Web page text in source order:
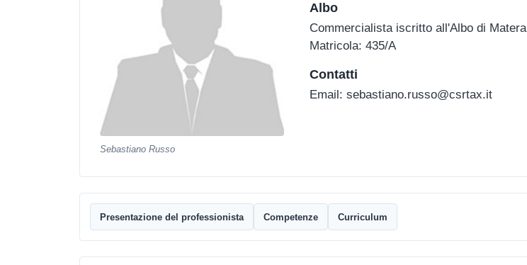
Sebastiano Russo
Albo
Commercialista iscritto all'Albo di Matera
Matricola: 435/A
Contatti
Email: sebastiano.russo@csrtax.it
Presentazione del professionista Competenze Curriculum